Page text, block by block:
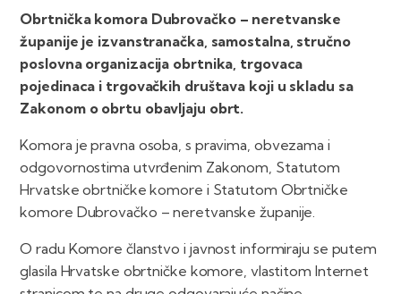
Obrtnička komora Dubrovačko – neretvanske
županije je izvanstranačka, samostalna, stručno
poslovna organizacija obrtnika, trgovaca
pojedinaca i trgovačkih društava koji u skladu sa
Zakonom o obrtu obavljaju obrt.
Komora je pravna osoba, s pravima, obvezama i
odgovornostima utvrđenim Zakonom, Statutom
Hrvatske obrtničke komore i Statutom Obrtničke
komore Dubrovačko – neretvanske županije.
O radu Komore članstvo i javnost informiraju se putem
glasila Hrvatske obrtničke komore, vlastitom Internet